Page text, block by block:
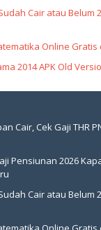
Cair atau Belum
Online Gratis
2014 APK Old
Cair, Cek Gaji THR
Pensiunan 2026
Cair atau Belum